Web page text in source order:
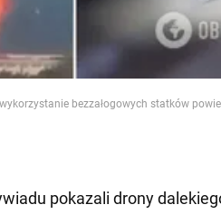
bezzałogowych statków
pokazali drony